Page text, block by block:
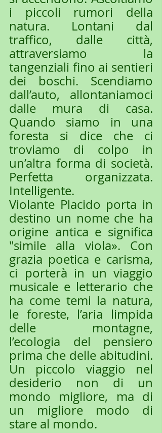
i piccoli rumori della
natura. Lontani dal
traffico, dalle città,
attraversiamo la
tangenziali fino ai sentieri
dei boschi. Scendiamo
dall’auto, allontaniamoci
dalle mura di casa.
Quando siamo in una
foresta si dice che ci
troviamo di colpo in
un’altra forma di società.
Perfetta organizzata.
Intelligente.
Violante Placido porta in
destino un nome che ha
origine antica e significa
"simile alla viola». Con
grazia poetica e carisma,
ci porterà in un viaggio
musicale e letterario che
ha come temi la natura,
le foreste, l’aria limpida
delle montagne,
l’ecologia del pensiero
prima che delle abitudini.
Un piccolo viaggio nel
desiderio non di un
mondo migliore, ma di
un migliore modo di
stare al mondo.